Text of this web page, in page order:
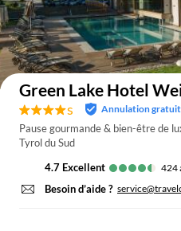
Green Lake Hotel
s Annulation
Pause gourmande & bien-être de
Tyrol du Sud
4.7
excellent 424
Besoin d’aide ?